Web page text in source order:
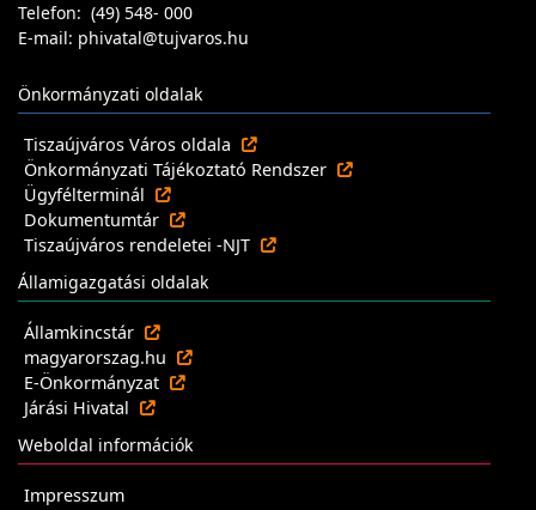
Telefon: (49) 548- 000
E-mail: phivatal@tujvaros.hu
Önkormányzati oldalak
Tiszaújváros Város oldala
Önkormányzati Tájékoztató Rendszer
Ügyfélterminál
Dokumentumtár
Tiszaújváros rendeletei -NJT
Államigazgatási oldalak
Államkincstár
magyarorszag.hu
E-Önkormányzat
Járási Hivatal
Weboldal információk
Impresszum